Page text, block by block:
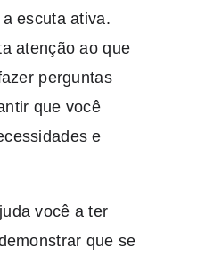
escuta ativa.
atenção ao que
perguntas
que você
e
você a ter
que se